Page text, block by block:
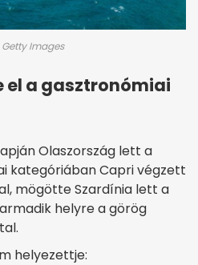
Getty Images
el a gasztronómiai
Olaszország lett a
kategóriában Capri végzett
mögötte Szardínia lett a
helyre a görög
helyezettje: